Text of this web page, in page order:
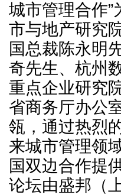
城市管理合作
市与地产研究
国总裁陈永明
奇先生、杭州
重点企业研究
省商务厅办公
瓴，通过热烈
来城市管理领
国双边合作提
论坛由盛邦（